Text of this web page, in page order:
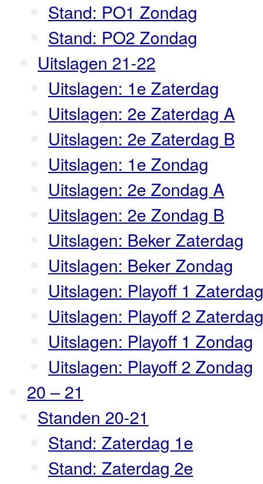
Stand: PO1 Zondag
Stand: PO2 Zondag
Uitslagen 21-22
Uitslagen: 1e Zaterdag
Uitslagen: 2e Zaterdag A
Uitslagen: 2e Zaterdag B
Uitslagen: 1e Zondag
Uitslagen: 2e Zondag A
Uitslagen: 2e Zondag B
Uitslagen: Beker Zaterdag
Uitslagen: Beker Zondag
Uitslagen: Playoff 1 Zaterdag
Uitslagen: Playoff 2 Zaterdag
Uitslagen: Playoff 1 Zondag
Uitslagen: Playoff 2 Zondag
20 – 21
Standen 20-21
Stand: Zaterdag 1e
Stand: Zaterdag 2e